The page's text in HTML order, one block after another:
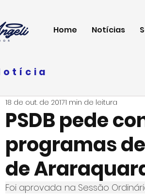
Home Notícias
PSDB pede
programas
de
18 de out. de 20171 min de leitura
Foi aprovada na Sessão